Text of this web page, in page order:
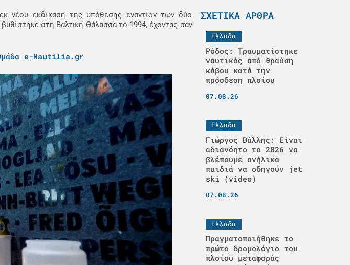
νέου εκδίκαση της υπόθεσης εναντίον των δύο
στη Βαλτική Θάλασσα το 1994, έχοντας σαν
e-Nautilia.gr
ΣΧΕΤΙΚΆ ΆΡΘΡΑ
Ελλάδα
Ρόδος: Τραυματίστηκε
ναυτικός από θραύση
κάβου κατά την
πρόσδεση πλοίου
07.08.26
Ελλάδα
Γιώργος Βάλλης: Είναι
αδιανόητο το 2026 να
βλέπουμε ανήλικα
παιδιά να οδηγούν jet
ski (video)
07.08.26
Ελλάδα
Πραγματοποιήθηκε το
πρώτο δρομολόγιο του
πλοίου μεταφοράς